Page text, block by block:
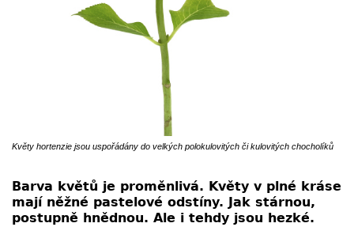
Květy hortenzie jsou uspořádány do velkých polokulovitých či kulovitých chocholíků
Barva květů je proměnlivá. Květy v plné kráse
mají něžné pastelové odstíny. Jak stárnou,
postupně hnědnou. Ale i tehdy jsou hezké.